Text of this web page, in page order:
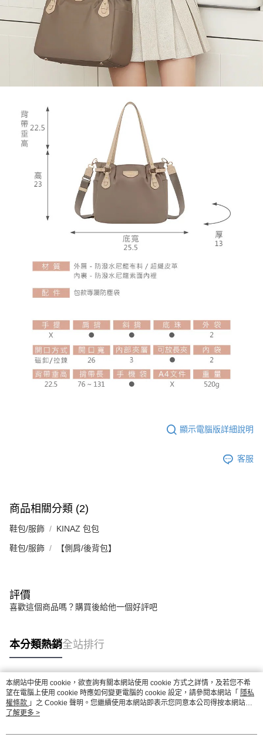
顯示電腦版詳細說明
客服
商品相關分類 (2)
鞋包/服飾 KINAZ 包包
鞋包/服飾 【側肩/後背包】
評價
喜歡這個商品嗎？購買後給他一個好評吧
本分類熱銷全站排行
熱門標籤
本網站中使用 cookie，欲查詢有關本網站使用 cookie 方式之詳情，及若您不希
望在電腦上使用 cookie 時應如何變更電腦的 cookie 設定，請參閱本網站「 隱私
權條款 」之 Cookie 聲明。您繼續使用本網站即表示您同意本公司得按本網站使
用條款之 Cookie 聲明使用 cookie。
了解更多 >